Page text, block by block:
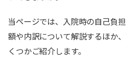
当ページでは、入院時の自己負
額や内訳について解説するほか
くつかご紹介します。